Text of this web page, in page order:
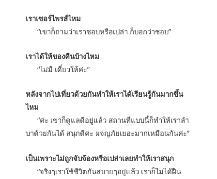
เราเซอร์ไพรส์ไหม
“เขาก็ถามว่าเราชอบหรือเปล่า ก็บอกว่าชอบ”
เราได้ให้ของคืนบ้างไหม
“ไม่มี เดี๋ยวให้ค่ะ”
หลังจากไปเที่ยวด้วยกันทำให้เราได้เรียนรู้กันมากขึ้น
ไหม
“ค่ะ เขาก็ดูแลดีอยู่แล้ว สถานที่แบบนี้ก็ทำให้เราลำ
บาด้วยกันได้ สนุกดีค่ะ ผจญภัยเยอะมากเหมือนกันค่ะ”
เป็นเพราะไม่ถูกจับจ้องหรือเปล่าเลยทำให้เราสนุก
“จริงๆเราใช้ชีวิตกันสบายๆอยู่แล้ว เราก็ไม่ได้ฝืน